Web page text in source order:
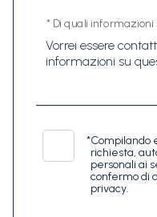
* Di quali informazioni
*Compilando
richiesta,
personali ai
confermo di
privacy.